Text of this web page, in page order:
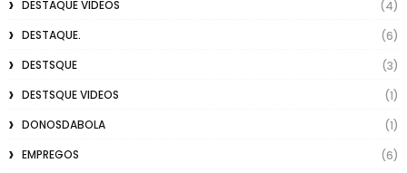
DESTAQUE VIDEOS
(4)
DESTAQUE.
(6)
DESTSQUE
(3)
DESTSQUE VIDEOS
(1)
DONOSDABOLA
(1)
EMPREGOS
(6)